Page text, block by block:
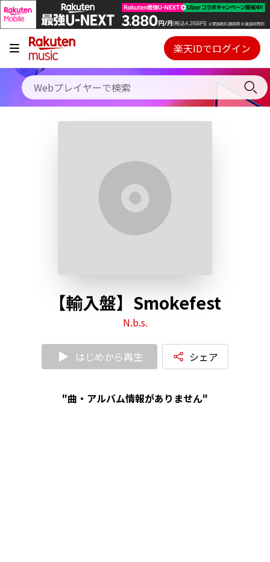
キャンペーン
料金プラン
使い方
Webプレイヤー
ご契約内容の確認・変更
楽天IDでログイン
【輸入盤】Smokefest
N.b.s.
はじめから再生 シェア
"曲・アルバム情報がありません"